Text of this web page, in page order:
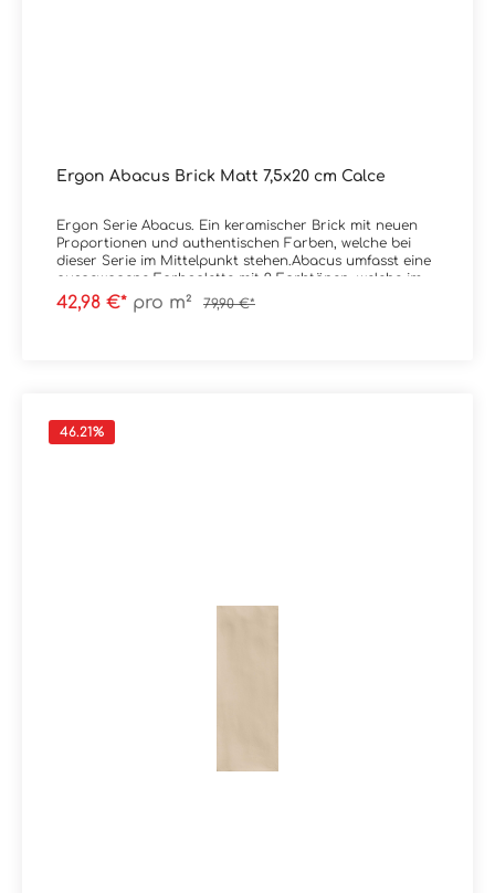
Ergon Abacus Brick Matt 7,5x20 cm Calce
Ergon Serie Abacus. Ein keramischer Brick mit neuen
Proportionen und authentischen Farben, welche bei
dieser Serie im Mittelpunkt stehen.Abacus umfasst eine
ausgewogene Farbpalette mit 9 Farbtönen, welche im
Spektrum von sehr kräftig bis natürlich liegen.
Erhältlich ist die Serie im Format 7,5x20
42,98 €* pro m² 79,90 €*
46.21%